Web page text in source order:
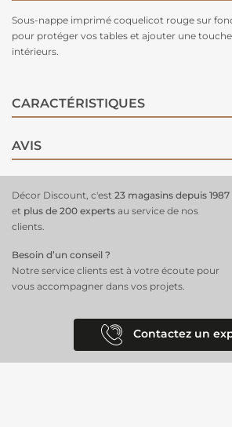
Sous-nappe imprimé coquelicot rouge sur
pour protéger vos tables et ajouter une
intérieurs.
CARACTÉRISTIQUES
AVIS
Décor Discount, c'est 23 magasins depuis 1987
et plus de 200 experts au service de nos
clients.
Besoin d’un conseil ?
Notre service clients est à votre écoute pour
vous accompagner dans vos projets.
Contactez un